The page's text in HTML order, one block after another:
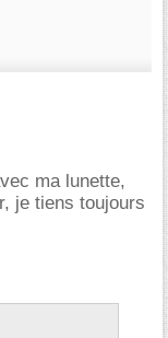
ma lunette,
je tiens toujours